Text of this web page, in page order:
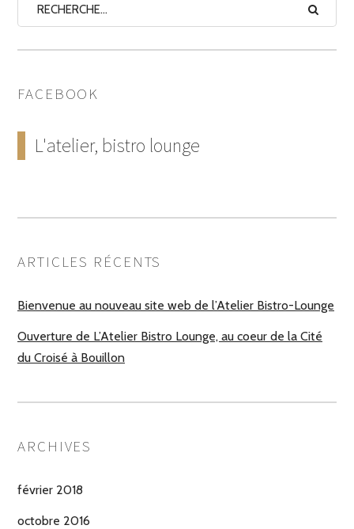
FACEBOOK
L'atelier, bistro lounge
ARTICLES RÉCENTS
Bienvenue au nouveau site web de l’Atelier Bistro-Lounge
Ouverture de L’Atelier Bistro Lounge, au coeur de la Cité
du Croisé à Bouillon
ARCHIVES
février 2018
octobre 2016